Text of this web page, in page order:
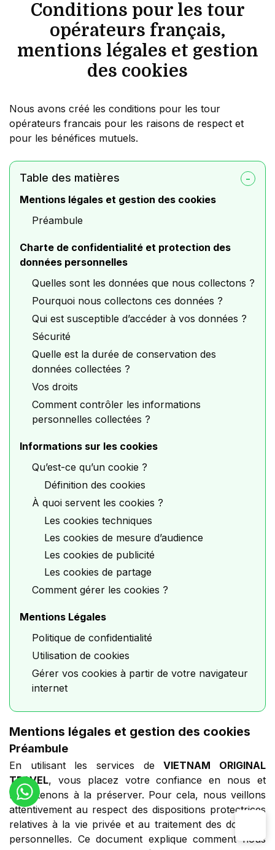
Conditions pour les tour
opérateurs français,
mentions légales et gestion
des cookies
Nous avons créé les conditions pour les tour
opérateurs francais pour les raisons de respect et
pour les bénéfices mutuels.
Table des matières
Mentions légales et gestion des cookies
Préambule
Charte de confidentialité et protection des
données personnelles
Quelles sont les données que nous collectons ?
Pourquoi nous collectons ces données ?
Qui est susceptible d’accéder à vos données ?
Sécurité
Quelle est la durée de conservation des
données collectées ?
Vos droits
Comment contrôler les informations
personnelles collectées ?
Informations sur les cookies
Qu’est-ce qu’un cookie ?
Définition des cookies
À quoi servent les cookies ?
Les cookies techniques
Les cookies de mesure d’audience
Les cookies de publicité
Les cookies de partage
Comment gérer les cookies ?
Mentions Légales
Politique de confidentialité
Utilisation de cookies
Gérer vos cookies à partir de votre navigateur
internet
Mentions légales et gestion des cookies
Préambule
En utilisant les services deVIETNAM ORIGINAL
TRAVEL, vous placez votre confiance en nous et
nous tenons à la préserver. Pour cela, nous veillons
attentivement au respect des dispositions protectrices
relatives à la vie privée et au traitement des données
personnelles. Ce document explique comment nous